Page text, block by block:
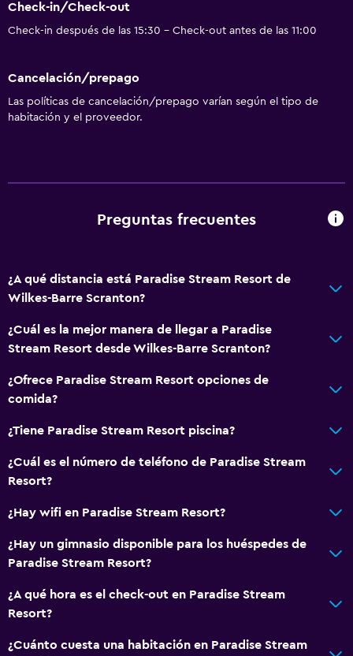
Check-in/Check-out
Check-in después de las 15:30 - Check-out antes de las 11:00
Cancelación/prepago
Las políticas de cancelación/prepago varían según el tipo de
habitación y el proveedor.
Preguntas frecuentes
¿A qué distancia está Paradise Stream Resort de
Wilkes-Barre Scranton?
¿Cuál es la mejor manera de llegar a Paradise
Stream Resort desde Wilkes-Barre Scranton?
¿Ofrece Paradise Stream Resort opciones de
comida?
¿Tiene Paradise Stream Resort piscina?
¿Cuál es el número de teléfono de Paradise Stream
Resort?
¿Hay wifi en Paradise Stream Resort?
¿Hay un gimnasio disponible para los huéspedes de
Paradise Stream Resort?
¿A qué hora es el check-out en Paradise Stream
Resort?
¿Cuánto cuesta una habitación en Paradise Stream